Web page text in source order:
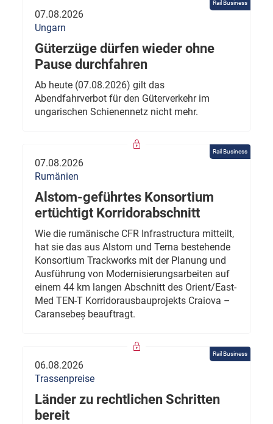
Rail Business
07.08.2026
Ungarn
Güterzüge dürfen wieder ohne
Pause durchfahren
Ab heute (07.08.2026) gilt das
Abendfahrverbot für den Güterverkehr im
ungarischen Schienennetz nicht mehr.
Rail Business
07.08.2026
Rumänien
Alstom-geführtes Konsortium
ertüchtigt Korridorabschnitt
Wie die rumänische CFR Infrastructura mitteilt,
hat sie das aus Alstom und Terna bestehende
Konsortium Trackworks mit der Planung und
Ausführung von Modernisierungsarbeiten auf
einem 44 km langen Abschnitt des Orient/East-
Med TEN-T Korridorausbauprojekts Craiova –
Caransebeș beauftragt.
Rail Business
06.08.2026
Trassenpreise
Länder zu rechtlichen Schritten
bereit